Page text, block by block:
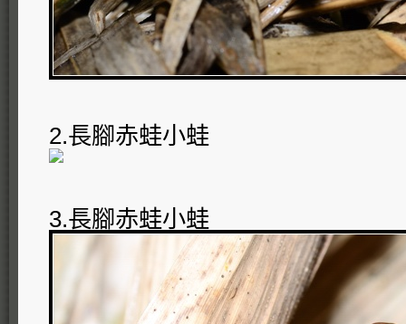
2.長腳赤蛙小蛙
3.長腳赤蛙小蛙